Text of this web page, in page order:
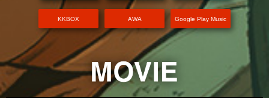
KKBOX AWA Google Play Music